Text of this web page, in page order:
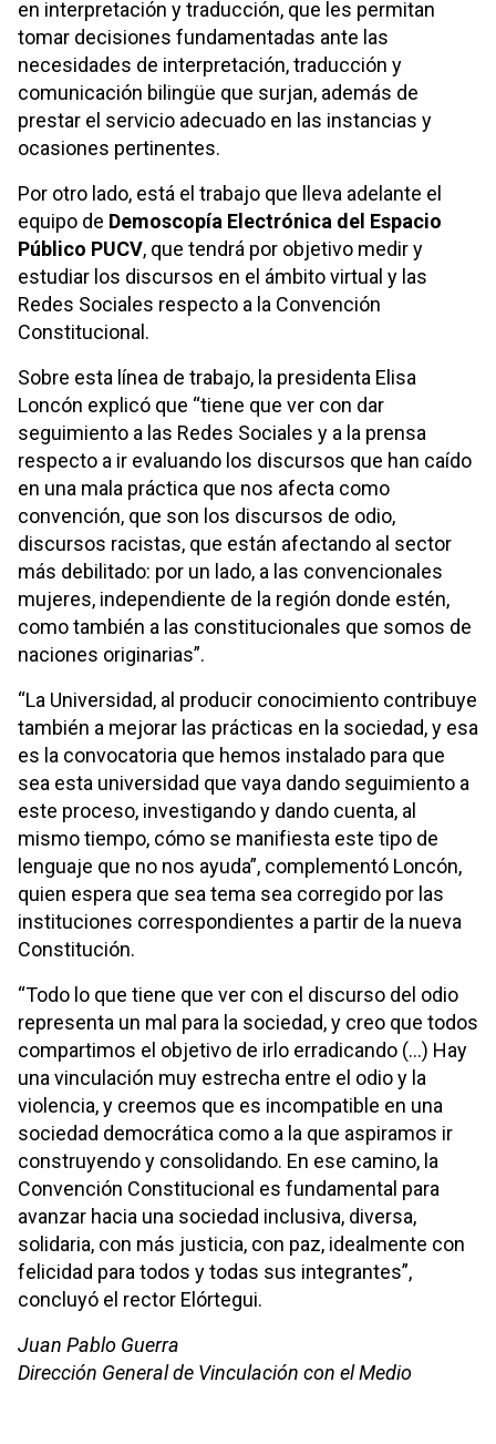
en interpretación y traducción, que les permitan
tomar decisiones fundamentadas ante las
necesidades de interpretación, traducción y
comunicación bilingüe que surjan, además de
prestar el servicio adecuado en las instancias y
ocasiones pertinentes.
Por otro lado, está el trabajo que lleva adelante el
equipo de Demoscopía Electrónica del Espacio
Público PUCV, que tendrá por objetivo medir y
estudiar los discursos en el ámbito virtual y las
Redes Sociales respecto a la Convención
Constitucional.
Sobre esta línea de trabajo, la presidenta Elisa
Loncón explicó que “tiene que ver con dar
seguimiento a las Redes Sociales y a la prensa
respecto a ir evaluando los discursos que han caído
en una mala práctica que nos afecta como
convención, que son los discursos de odio,
discursos racistas, que están afectando al sector
más debilitado: por un lado, a las convencionales
mujeres, independiente de la región donde estén,
como también a las constitucionales que somos de
naciones originarias”.
“La Universidad, al producir conocimiento contribuye
también a mejorar las prácticas en la sociedad, y esa
es la convocatoria que hemos instalado para que
sea esta universidad que vaya dando seguimiento a
este proceso, investigando y dando cuenta, al
mismo tiempo, cómo se manifiesta este tipo de
lenguaje que no nos ayuda”, complementó Loncón,
quien espera que sea tema sea corregido por las
instituciones correspondientes a partir de la nueva
Constitución.
“Todo lo que tiene que ver con el discurso del odio
representa un mal para la sociedad, y creo que todos
compartimos el objetivo de irlo erradicando (…) Hay
una vinculación muy estrecha entre el odio y la
violencia, y creemos que es incompatible en una
sociedad democrática como a la que aspiramos ir
construyendo y consolidando. En ese camino, la
Convención Constitucional es fundamental para
avanzar hacia una sociedad inclusiva, diversa,
solidaria, con más justicia, con paz, idealmente con
felicidad para todos y todas sus integrantes”,
concluyó el rector Elórtegui.
Juan Pablo Guerra
Dirección General de Vinculación con el Medio